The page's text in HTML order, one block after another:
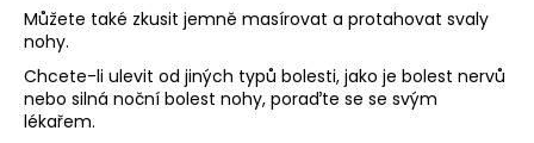
Můžete také zkusit jemně masírovat a protahovat svaly
nohy.
Chcete-li ulevit od jiných typů bolesti, jako je bolest nervů
nebo silná noční bolest nohy, poraďte se se svým
lékařem.